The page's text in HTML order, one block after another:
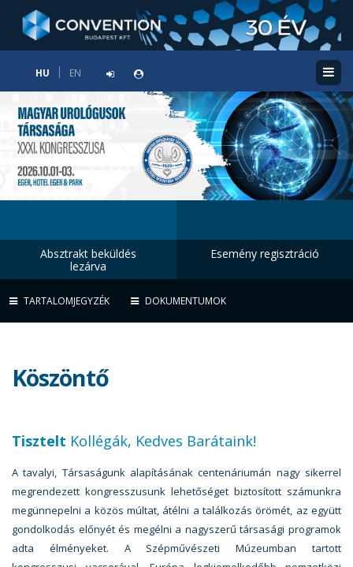
HU EN
Absztrakt beküldés
lezárva
Esemény regisztráció
TARTALOMJEGYZÉK DOKUMENTUMOK
Köszöntő
Tisztelt Kollégák, Kedves Barátaink!
A tavalyi, Társaságunk alapításának centenáriumán nagy sikerrel
megrendezett kongresszusunk lehetőséget biztosított számunkra
megünnepelni a közös múltat, átélni a találkozás örömét, az együtt
gondolkodás előnyét és megélni a nagyszerű társasági programok
adta élményeket. A Szépművészeti Múzeumban tartott